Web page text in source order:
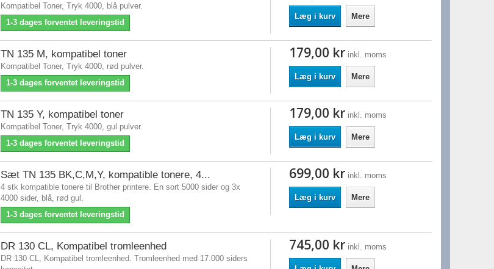
Kompatibel Toner, Tryk 4000, blå pulver.
1-3 dages forventet leveringstid
Læg i kurv Mere
TN 135 M, kompatibel toner
Kompatibel Toner, Tryk 4000, rød pulver.
1-3 dages forventet leveringstid
179,00 kr inkl. moms
Læg i kurv Mere
TN 135 Y, kompatibel toner
Kompatibel Toner, Tryk 4000, gul pulver.
1-3 dages forventet leveringstid
179,00 kr inkl. moms
Læg i kurv Mere
Sæt TN 135 BK,C,M,Y, kompatible tonere, 4...
4 stk kompatible tonere til Brother printere. En sort 5000 sider og 3x
4000 sider, blå, rød gul.
1-3 dages forventet leveringstid
699,00 kr inkl. moms
Læg i kurv Mere
DR 130 CL, Kompatibel tromleenhed
DR 130 CL, Kompatibel tromleenhed. Tromleenhed med 17.000 siders
745,00 kr inkl. moms